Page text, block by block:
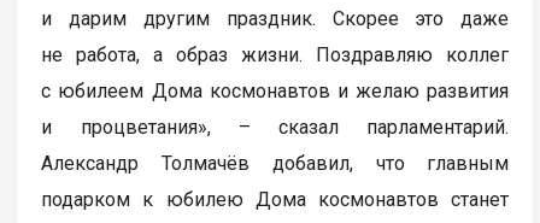
и дарим другим праздник. Скорее это даже
не работа, а образ жизни. Поздравляю коллег
с юбилеем Дома космонавтов и желаю развития
и процветания», – сказал парламентарий.
Александр Толмачёв добавил, что главным
подарком к юбилею Дома космонавтов станет